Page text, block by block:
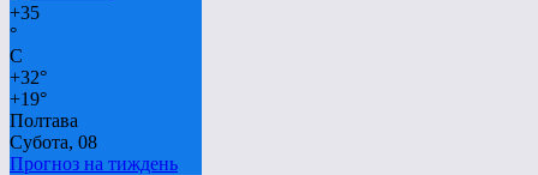
+35
°
C
+32°
+19°
Полтава
Субота, 08
Прогноз на тиждень